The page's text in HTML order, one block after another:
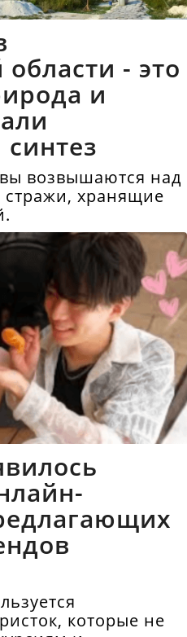
- это
и
возвышаются над
стражи, хранящие
которые не